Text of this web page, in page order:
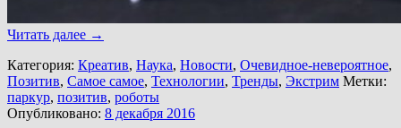
Читать далее →
Категория: Креатив, Наука, Новости, Очевидное-невероятное,
Позитив, Самое самое, Технологии, Тренды, Экстрим Метки:
паркур, позитив, роботы
Опубликовано: 8 декабря 2016